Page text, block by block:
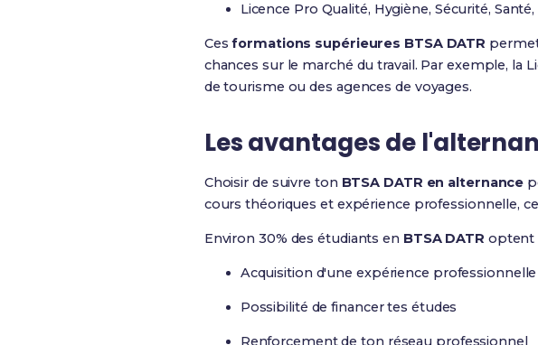
Licence Pro Qualité, Hygiène, Sécurité,
Cesformations supérieures BTSA DATR
chances sur le marché du travail. Par exemple, la
de tourisme ou des agences de voyages.
Les avantages de
Choisir de suivre ton BTSA DATR en alternance
cours théoriques et expérience professionnelle,
Environ 30% des étudiants en BTSA DATR optent
Acquisition d'une expérience professionnelle
Possibilité de financer tes études
Renforcement de ton réseau professionnel